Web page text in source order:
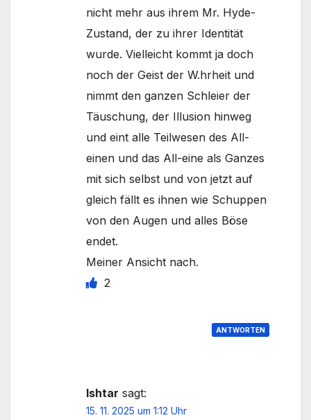
nicht mehr aus ihrem Mr. Hyde-
Zustand, der zu ihrer Identität
wurde. Vielleicht kommt ja doch
noch der Geist der W.hrheit und
nimmt den ganzen Schleier der
Täuschung, der Illusion hinweg
und eint alle Teilwesen des All-
einen und das All-eine als Ganzes
mit sich selbst und von jetzt auf
gleich fällt es ihnen wie Schuppen
von den Augen und alles Böse
endet.
Meiner Ansicht nach.
2
ANTWORTEN
Ishtar sagt:
15. 11. 2025 um 1:12 Uhr